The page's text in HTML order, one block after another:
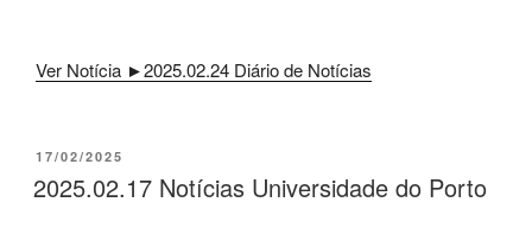
Ver Notícia ►2025.02.24 Diário de Notícias
PUBLICADO
EM
17/02/2025
2025.02.17 Notícias Universidade do Porto